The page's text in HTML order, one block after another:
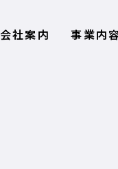
会社案内 事業内